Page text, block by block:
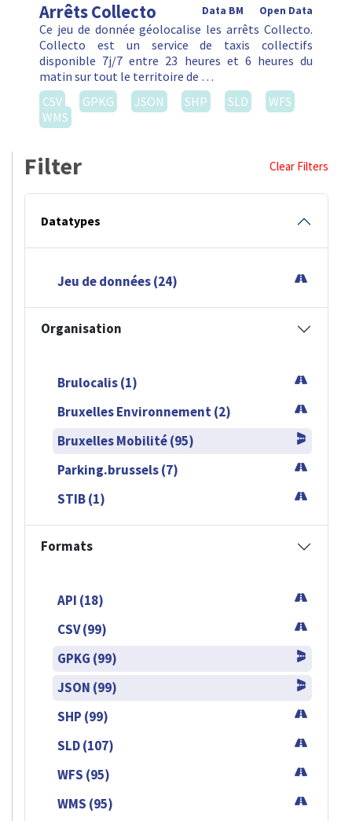
Arrêts Collecto Open Data
Data BM
Ce jeu de donnée géolocalise les arrêts Collecto.
Collecto est un service de taxis collectifs
disponible 7j/7 entre 23 heures et 6 heures du
matin sur tout le territoire de …
CSV
GPKG JSON SHP SLD
WFS
WMS
Filter Clear Filters
Datatypes
Jeu de données (24)
Organisation
Brulocalis (1)
Bruxelles Environnement (2)
Bruxelles Mobilité (95)
Parking.brussels (7)
STIB (1)
Formats
API (18)
CSV (99)
GPKG (99)
JSON (99)
SHP (99)
SLD (107)
WFS (95)
WMS (95)